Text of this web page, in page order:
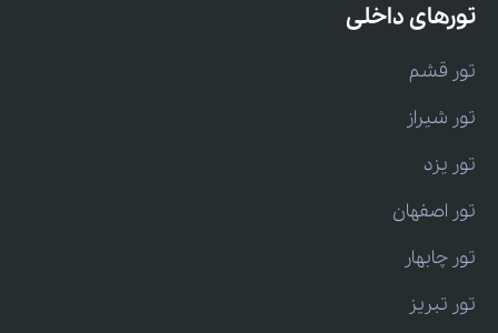
تورهای داخلی
تور قشم
تور شیراز
تور یزد
تور اصفهان
تور چابهار
تور تبریز